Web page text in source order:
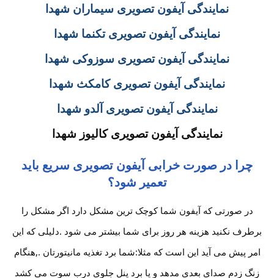
نمایندگی آیفون تصویری سیماران شهدا
نمایندگی آیفون تصویری تکنما شهدا
نمایندگی آیفون تصویری سوزوکی شهدا
نمایندگی آیفون تصویری کامکث شهدا
نمایندگی آیفون تصویری آلدو شهدا
نمایندگی آیفون تصویری کالیوز شهدا
چرا در صورت خرابی آیفون تصویری سریع باید
تعمیر شود؟
در صورتی که آیفون شما کوچک ترین مشکل دارد اگر مشکل را
برطرف نکنید هزینه هر روز برای شما بیشتر می شود .دلیلی که این
امر پیش می آید این است که مثلا:شما برد تغذیه مانیتورتان .,هنگام
زنگ زدم صدای بعدی مدهد و یا برد پنل جلوی درب سوت می کشد